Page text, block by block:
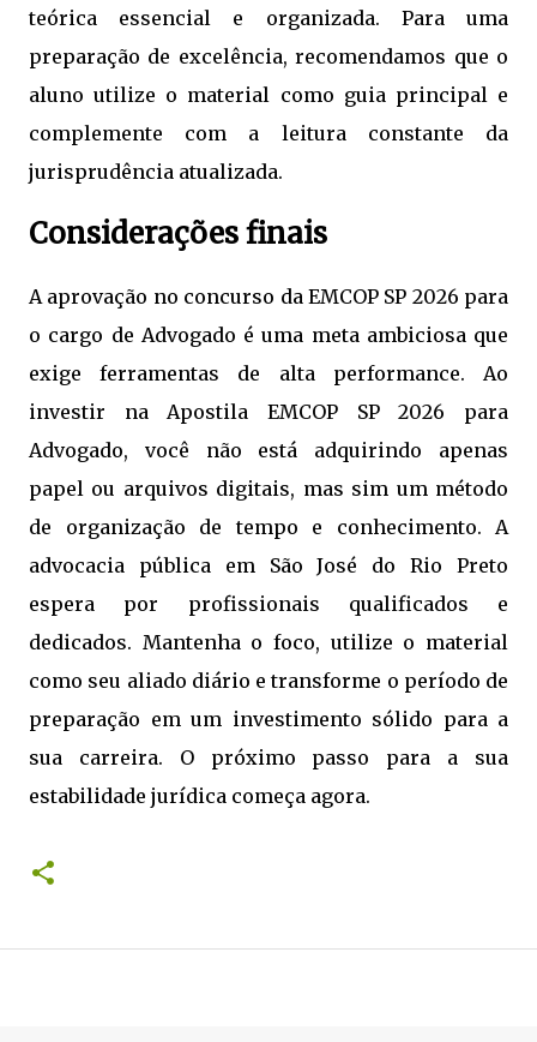
teórica essencial e organizada. Para uma
preparação de excelência, recomendamos que o
aluno utilize o material como guia principal e
complemente com a leitura constante da
jurisprudência atualizada.
Considerações finais
A aprovação no concurso da EMCOP SP 2026 para
o cargo de Advogado é uma meta ambiciosa que
exige ferramentas de alta performance. Ao
investir na Apostila EMCOP SP 2026 para
Advogado, você não está adquirindo apenas
papel ou arquivos digitais, mas sim um método
de organização de tempo e conhecimento. A
advocacia pública em São José do Rio Preto
espera por profissionais qualificados e
dedicados. Mantenha o foco, utilize o material
como seu aliado diário e transforme o período de
preparação em um investimento sólido para a
sua carreira. O próximo passo para a sua
estabilidade jurídica começa agora.